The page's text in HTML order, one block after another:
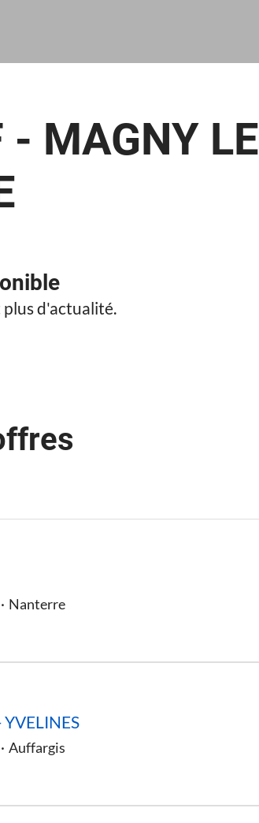
MAGNY LE
plus d'actualité.
· Nanterre
· Auffargis